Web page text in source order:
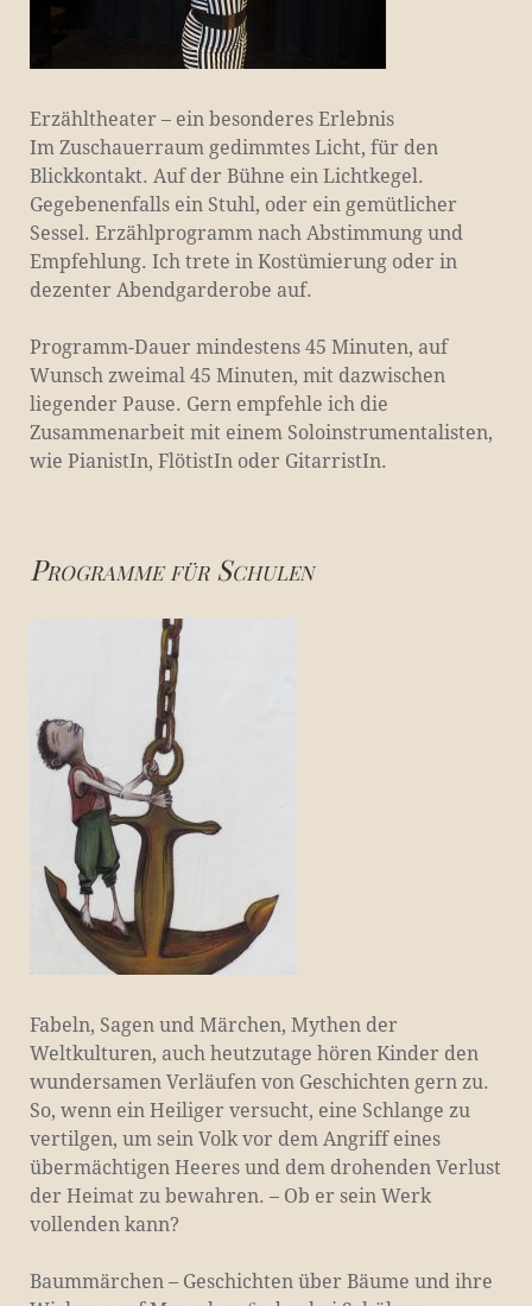
Erzähltheater – ein besonderes Erlebnis
Im Zuschauerraum gedimmtes Licht, für den
Blickkontakt. Auf der Bühne ein Lichtkegel.
Gegebenenfalls ein Stuhl, oder ein gemütlicher
Sessel. Erzählprogramm nach Abstimmung und
Empfehlung. Ich trete in Kostümierung oder in
dezenter Abendgarderobe auf.
Programm-Dauer mindestens 45 Minuten, auf
Wunsch zweimal 45 Minuten, mit dazwischen
liegender Pause. Gern empfehle ich die
Zusammenarbeit mit einem Soloinstrumentalisten,
wie PianistIn, FlötistIn oder GitarristIn.
Programme für Schulen
Fabeln, Sagen und Märchen, Mythen der
Weltkulturen, auch heutzutage hören Kinder den
wundersamen Verläufen von Geschichten gern zu.
So, wenn ein Heiliger versucht, eine Schlange zu
vertilgen, um sein Volk vor dem Angriff eines
übermächtigen Heeres und dem drohenden Verlust
der Heimat zu bewahren. – Ob er sein Werk
vollenden kann?
Baummärchen – Geschichten über Bäume und ihre